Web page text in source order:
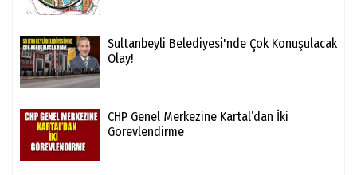
Sultanbeyli Belediyesi'nde Çok Konuşulacak
Olay!
CHP Genel Merkezine Kartal’dan İki
Görevlendirme